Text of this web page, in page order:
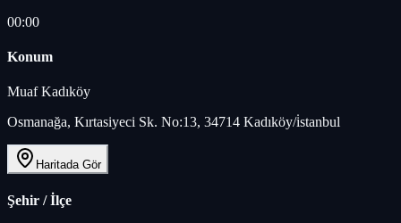
00:00
Konum
Muaf Kadıköy
Osmanağa, Kırtasiyeci Sk. No:13, 34714 Kadıköy/i̇stanbul
Haritada Gör
Şehir / İlçe